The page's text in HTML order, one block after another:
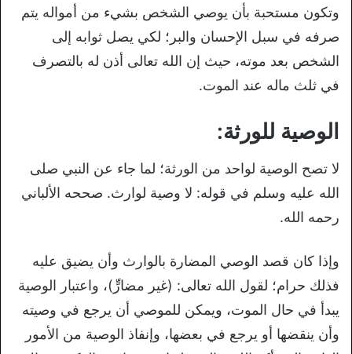
وتكون مستحبة بأن يوصي الشخص بشيء من أمواله يتم
صرفه في سبل الإحسان والبر؛ لكي يصل ثوابه إلى
الشخص بعد موته، حيث إن الله تعالى أذن له بالتصرف
في ثلث ماله عند الموت.
الوصية للورثة:
لا تصح الوصية لواحد من الورثة؛ لما جاء عن النبي صلى
الله عليه وسلم في قوله: لا وصية لوارث. صححه الألباني
رحمه الله.
وإذا كان قصد الوصي المضارة بالوارث وأن يضيق عليه
فذلك حرام؛ لقول الله تعالى: (غير مضارٍّ)، واعتبار الوصية
يبدأ في حال الموت، ويمكن للموصي أن يرجع في وصيته
وأن ينقضها أو يرجع في بعضها، وإنفاذ الوصية من الأمور